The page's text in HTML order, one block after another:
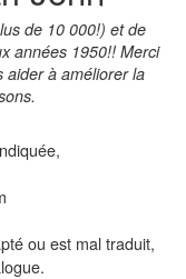
de 10 000!) et de
années 1950!! Merci
aider à améliorer la
ou est mal traduit,